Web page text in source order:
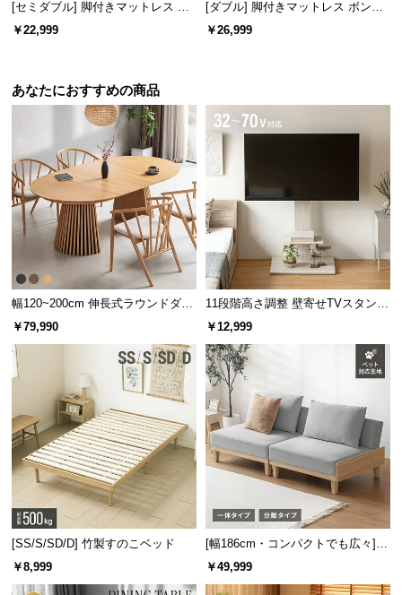
[セミダブル] 脚付きマットレス 極
厚20cm ボンネルコイル
￥22,999
[ダブル] 脚付きマットレス ボンネ
ルコイル やさしい肌触り コンパク
￥26,999
あなたにおすすめの商品
幅120~200cm 伸長式ラウンドダイ
ニングテーブル 6人掛け 天然木突
￥79,990
11段階高さ調整 壁寄せTVスタンド
キャスター付き 上下左右角度調節
￥12,999
[SS/S/SD/D] 竹製すのこベッド
￥8,999
[幅186cm・コンパクトでも広々] 3
人掛けソファベッド リクライニン
グ 天然木フレーム 北欧
￥49,999